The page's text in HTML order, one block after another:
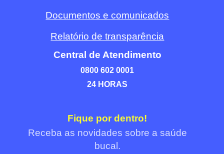
Documentos e comunicados
Relatório de transparência
Central de Atendimento
0800 602 0001
24 HORAS
Fique por dentro!
Receba as novidades sobre a saúde
bucal.